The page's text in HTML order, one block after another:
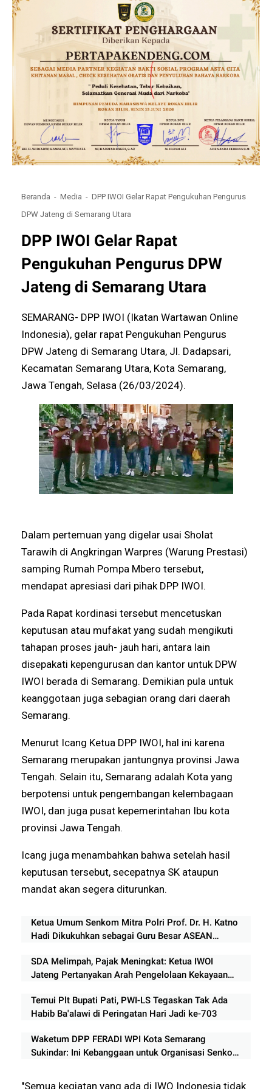
Beranda Media
DPP IWOI Gelar Rapat Pengukuhan Pengurus
DPW Jateng di Semarang Utara
DPP IWOI Gelar Rapat
Pengukuhan Pengurus DPW
Jateng di Semarang Utara
SEMARANG- DPP IWOI (Ikatan Wartawan Online
Indonesia), gelar rapat Pengukuhan Pengurus
DPW Jateng di Semarang Utara, Jl. Dadapsari,
Kecamatan Semarang Utara, Kota Semarang,
Jawa Tengah, Selasa (26/03/2024).
Dalam pertemuan yang digelar usai Sholat
Tarawih di Angkringan Warpres (Warung Prestasi)
samping Rumah Pompa Mbero tersebut,
mendapat apresiasi dari pihak DPP IWOI.
Pada Rapat kordinasi tersebut mencetuskan
keputusan atau mufakat yang sudah mengikuti
tahapan proses jauh- jauh hari, antara lain
disepakati kepengurusan dan kantor untuk DPW
IWOI berada di Semarang. Demikian pula untuk
keanggotaan juga sebagian orang dari daerah
Semarang.
Menurut Icang Ketua DPP IWOI, hal ini karena
Semarang merupakan jantungnya provinsi Jawa
Tengah. Selain itu, Semarang adalah Kota yang
berpotensi untuk pengembangan kelembagaan
IWOI, dan juga pusat kepemerintahan Ibu kota
provinsi Jawa Tengah.
Icang juga menambahkan bahwa setelah hasil
keputusan tersebut, secepatnya SK ataupun
mandat akan segera diturunkan.
Ketua Umum Senkom Mitra Polri Prof. Dr. H. Katno
Hadi Dikukuhkan sebagai Guru Besar ASEAN
SDA Melimpah, Pajak Meningkat: Ketua IWOI
Jateng Pertanyakan Arah Pengelolaan Kekayaan
Temui Plt Bupati Pati, PWI-LS Tegaskan Tak Ada
Habib Ba'alawi di Peringatan Hari Jadi ke-703
Waketum DPP FERADI WPI Kota Semarang
Sukindar: Ini Kebanggaan untuk Organisasi Senkom
"Semua kegiatan yang ada di IWO Indonesia tidak